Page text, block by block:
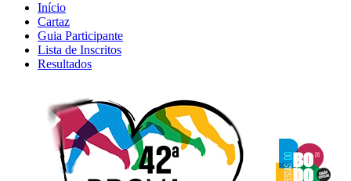
Início
Cartaz
Guia Participante
Lista de Inscritos
Resultados